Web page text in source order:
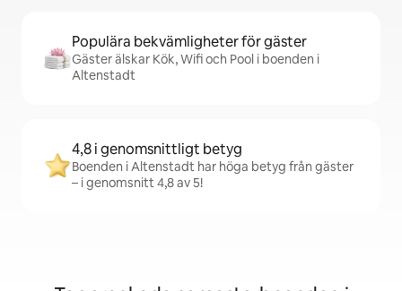
Populära bekvämligheter för gäster
Gäster älskar Kök, Wifi och Pool i boenden i
Altenstadt
4,8 i genomsnittligt betyg
Boenden i Altenstadt har höga betyg från gäster
– i genomsnitt 4,8 av 5!